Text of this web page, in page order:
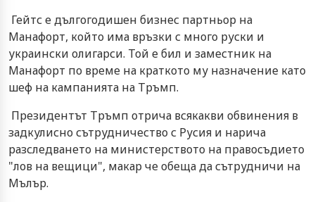
Гейтс е дългогодишен бизнес партньор на
Манафорт, който има връзки с много руски и
украински олигарси. Той е бил и заместник на
Манафорт по време на краткото му назначение като
шеф на кампанията на Тръмп.
Президентът Тръмп отрича всякакви обвинения в
задкулисно сътрудничество с Русия и нарича
разследването на министерството на правосъдието
"лов на вещици", макар че обеща да сътрудничи на
Мълър.